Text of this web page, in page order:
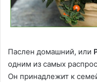
Паслен домашний, или
одним из самых
Он принадлежит к